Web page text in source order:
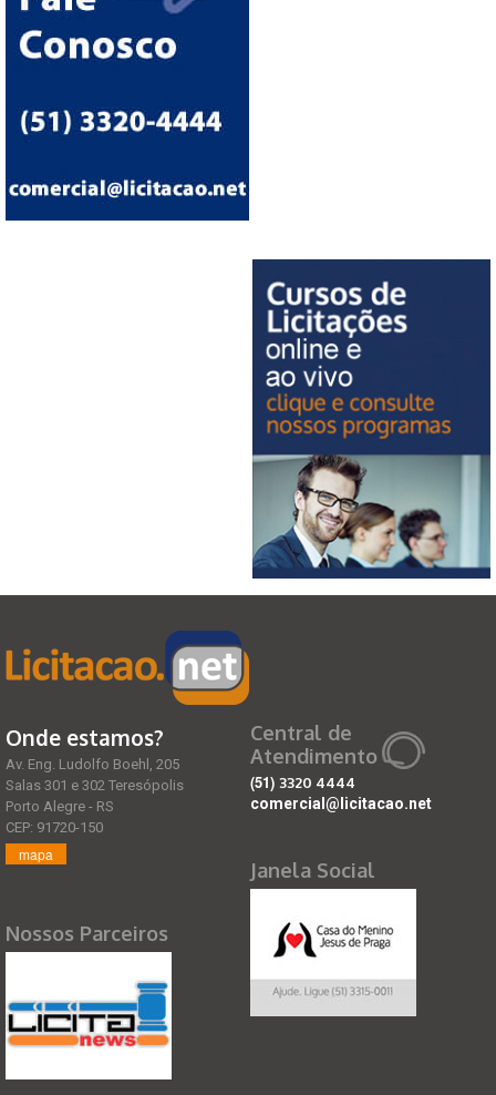
Onde estamos?
Av. Eng. Ludolfo Boehl, 205
Salas 301 e 302 Teresópolis
Porto Alegre - RS
CEP: 91720-150
mapa
Nossos Parceiros
Central de
Atendimento
(51) 3320 4444
comercial@licitacao.net
Janela Social